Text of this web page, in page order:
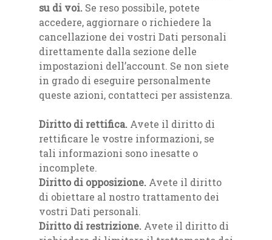
su di voi. Se reso possibile, potete
accedere, aggiornare o richiedere la
cancellazione dei vostri Dati personali
direttamente dalla sezione delle
impostazioni dell’account. Se non siete
in grado di eseguire personalmente
queste azioni, contatteci per assistenza.
Diritto di rettifica. Avete il diritto di
rettificare le vostre informazioni, se
tali informazioni sono inesatte o
incomplete.
Diritto di opposizione. Avete il diritto
di obiettare al nostro trattamento dei
vostri Dati personali.
Diritto di restrizione. Avete il diritto di